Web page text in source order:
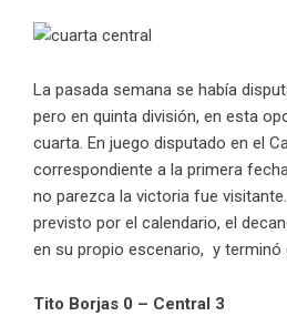
La pasada semana se había
pero en quinta división, en esta
cuarta. En juego disputado en el
correspondiente a la primera
no parezca la victoria fue
previsto por el calendario, el
en su propio escenario, y terminó
Tito Borjas 0 – Central 3